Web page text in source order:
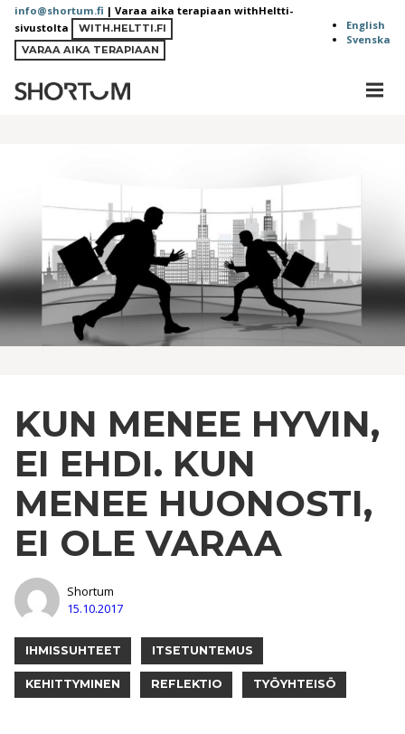
Siirry
sisältöön
info@shortum.fi | Varaa aika terapiaan withHeltti-
sivustolta
WITH.HELTTI.FI
VARAA AIKA TERAPIAAN
English
Svenska
KUN MENEE HYVIN,
EI EHDI. KUN
MENEE HUONOSTI,
EI OLE VARAA
Shortum
15.10.2017
IHMISSUHTEET ITSETUNTEMUS
KEHITTYMINEN REFLEKTIO TYÖYHTEISÖ